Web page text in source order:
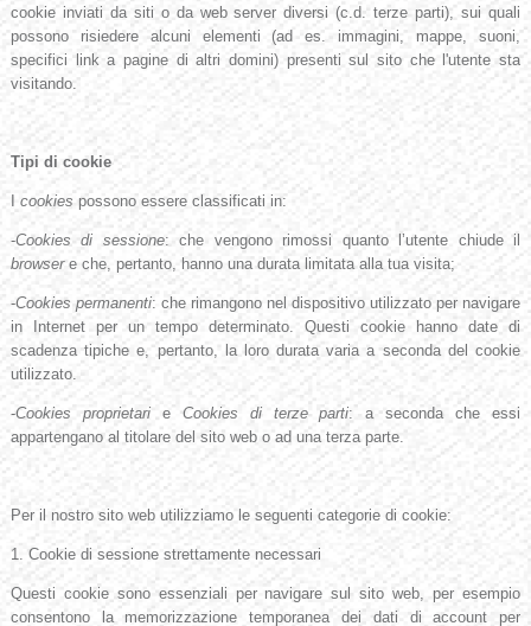
cookie inviati da siti o da web server diversi (c.d. terze parti), sui quali
possono risiedere alcuni elementi (ad es. immagini, mappe, suoni,
specifici link a pagine di altri domini) presenti sul sito che l'utente sta
visitando.
Tipi di cookie
cookies possono essere classificati in:
-Cookies di sessione: che vengono rimossi quanto l’utente chiude il
browsere che, pertanto, hanno una durata limitata alla tua visita;
-Cookies permanenti: che rimangono nel dispositivo utilizzato per navigare
in Internet per un tempo determinato. Questi cookie hanno date di
scadenza tipiche e, pertanto, la loro durata varia a seconda del cookie
utilizzato.
-Cookies proprietarie Cookies di terze parti: a seconda che essi
appartengano al titolare del sito web o ad una terza parte.
Per il nostro sito web utilizziamo le seguenti categorie di cookie:
1. Cookie di sessione strettamente necessari
Questi cookie sono essenziali per navigare sul sito web, per esempio
consentono la memorizzazione temporanea dei dati di account per